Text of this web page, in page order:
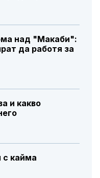
над "Макаби":
да работя за
и какво
с кайма